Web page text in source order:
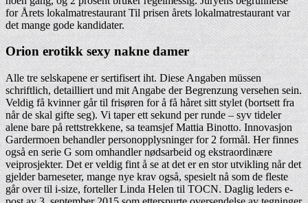
for Årets lokalmatrestaurant Til prisen årets lokalmatrestaurant var
det mange gode kandidater.
Orion erotikk sexy nakne damer
Alle tre selskapene er sertifisert iht. Diese Angaben müssen
schriftlich, detailliert und mit Angabe der Begrenzung versehen sein.
Veldig få kvinner går til frisøren for å få håret sitt stylet (bortsett fra
når de skal gifte seg). Vi taper ett sekund per runde – syv tideler
alene bare på rettstrekkene, sa teamsjef Mattia Binotto. Innovasjon
Gardermoen behandler personopplysninger for 2 formål. Her finnes
også en serie G som omhandler nødsarbeid og ekstraordinære
veiprosjekter. Det er veldig fint å se at det er en stor utvikling når det
gjelder barneseter, mange nye krav også, spesielt nå som de fleste
går over til i-size, forteller Linda Helen til TOCN. Daglig leders e-